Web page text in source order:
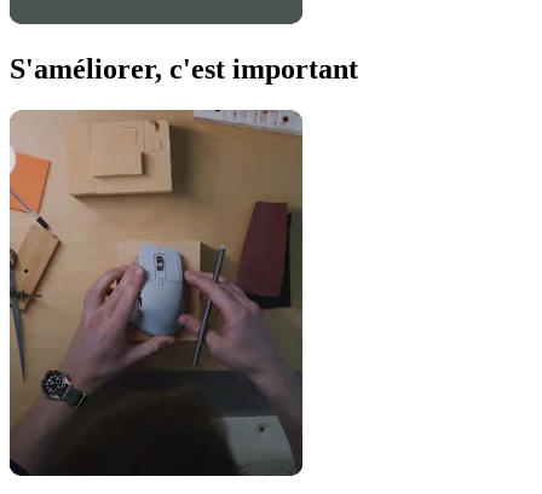
S'améliorer, c'est important